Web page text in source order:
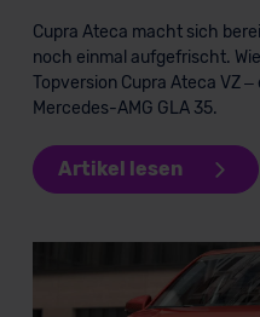
Cupra Ateca macht sich
noch einmal aufgefrischt.
Topversion Cupra Ateca VZ
Mercedes-AMG GLA 35.
Artikel lesen